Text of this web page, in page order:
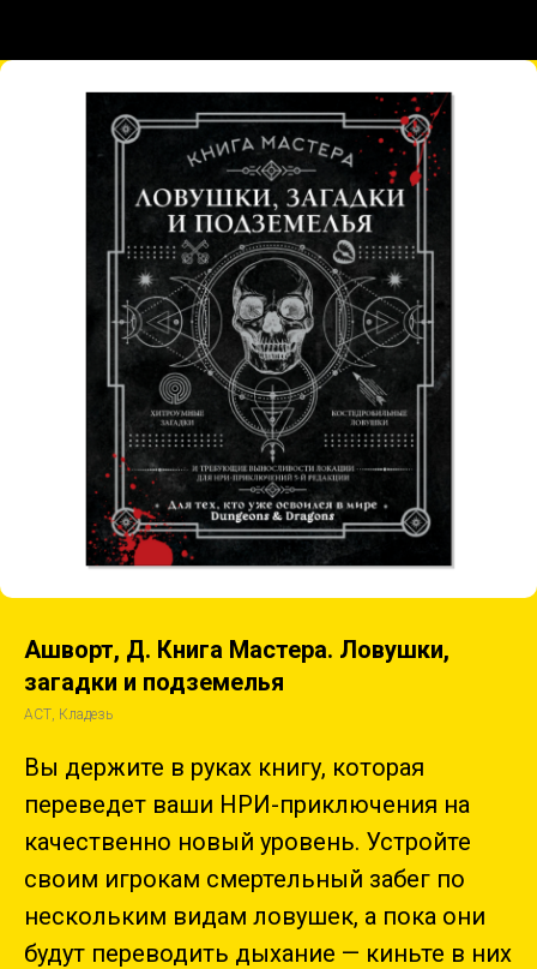
Ашворт, Д. Книга Мастера. Ловушки,
загадки и подземелья
АСТ, Кладезь
Вы держите в руках книгу, которая
переведет ваши НРИ-приключения на
качественно новый уровень. Устройте
своим игрокам смертельный забег по
нескольким видам ловушек, а пока они
будут переводить дыхание — киньте в них